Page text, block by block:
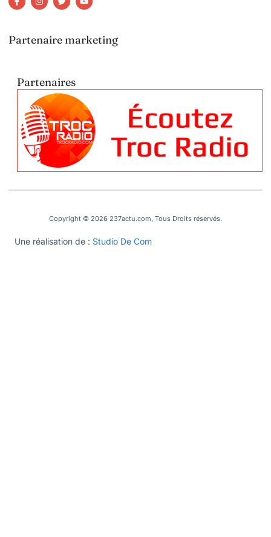
Partenaire marketing
Partenaires
Copyright © 2026 237actu.com, Tous Droits réservés.
Une réalisation de : Studio De Com